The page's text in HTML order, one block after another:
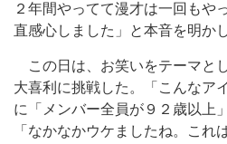
２年間やってて漫才は一回もや
直感心しました」と本音を明か
この日は、お笑いをテーマと
大喜利に挑戦した。「こんなア
に「メンバー全員が９２歳以上
「なかなかウケましたね。これ